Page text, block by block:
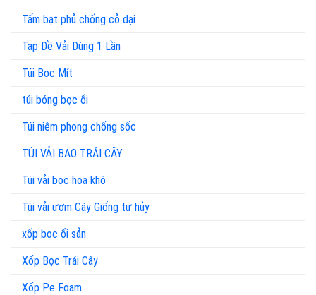
Tấm bạt phủ chống cỏ dại
Tạp Dề Vải Dùng 1 Lần
Túi Bọc Mít
túi bóng bọc ổi
Túi niêm phong chống sốc
TÚI VẢI BAO TRÁI CÂY
Túi vải bọc hoa khô
Túi vải ươm Cây Giống tự hủy
xốp bọc ổi sẵn
Xốp Bọc Trái Cây
Xốp Pe Foam